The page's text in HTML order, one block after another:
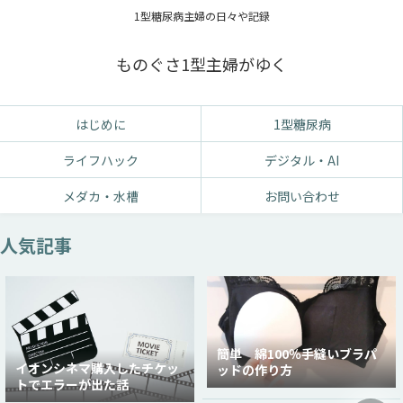
1型糖尿病主婦の日々や記録
ものぐさ1型主婦がゆく
はじめに
1型糖尿病
ライフハック
デジタル・AI
メダカ・水槽
お問い合わせ
人気記事
イオンシネマ購入したチケッ
トでエラーが出た話
簡単 綿100％手縫いブラパ
ッドの作り方